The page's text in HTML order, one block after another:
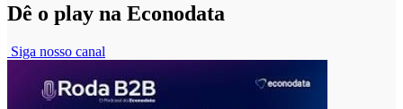
Dê o play na Econodata
Siga nosso canal